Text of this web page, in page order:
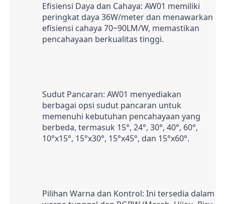
Efisiensi Daya dan Cahaya: AW01 memiliki
peringkat daya 36W/meter dan menawarkan
efisiensi cahaya 70~90LM/W, memastikan
pencahayaan berkualitas tinggi.
Sudut Pancaran: AW01 menyediakan
berbagai opsi sudut pancaran untuk
memenuhi kebutuhan pencahayaan yang
berbeda, termasuk 15°, 24°, 30°, 40°, 60°,
10°x15°, 15°x30°, 15°x45°, dan 15°x60°.
Pilihan Warna dan Kontrol: Ini tersedia dalam